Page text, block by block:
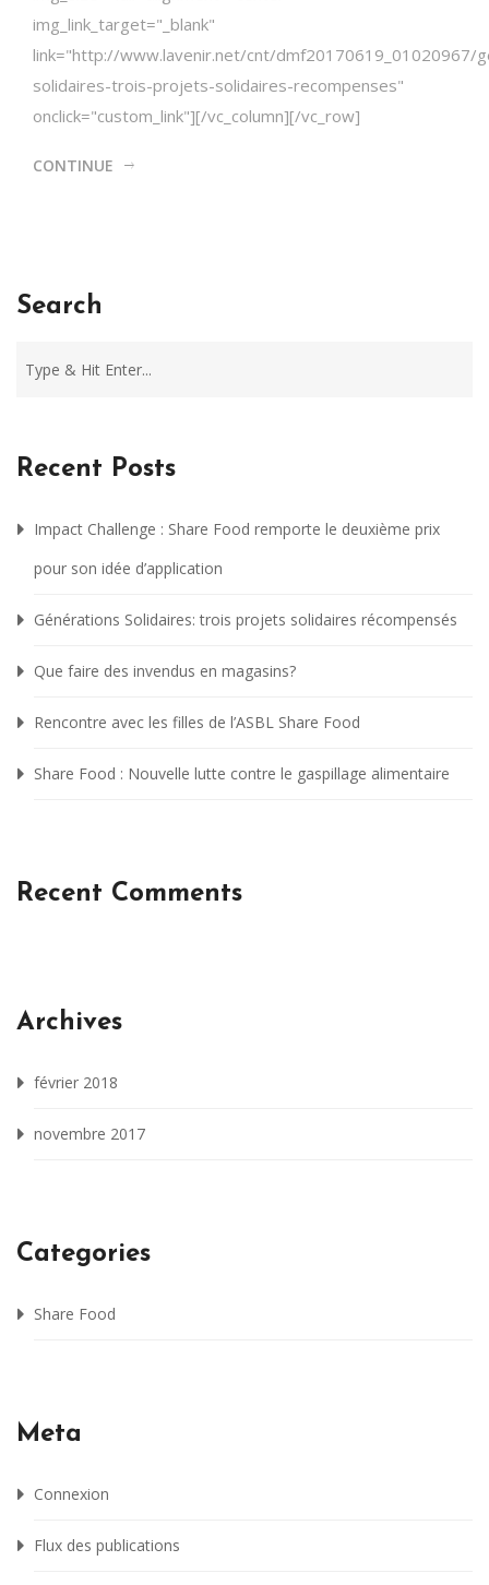
img_link_target="_blank"
link="http://www.lavenir.net/cnt/dmf20170619_01020967/
solidaires-trois-projets-solidaires-recompenses"
onclick="custom_link"][/vc_column][/vc_row]
CONTINUE
Search
Recent Posts
Impact Challenge : Share Food remporte le deuxième prix
pour son idée d’application
Générations Solidaires: trois projets solidaires récompensés
Que faire des invendus en magasins?
Rencontre avec les filles de l’ASBL Share Food
Share Food : Nouvelle lutte contre le gaspillage alimentaire
Recent Comments
Archives
février 2018
novembre 2017
Categories
Share Food
Meta
Connexion
Flux des publications